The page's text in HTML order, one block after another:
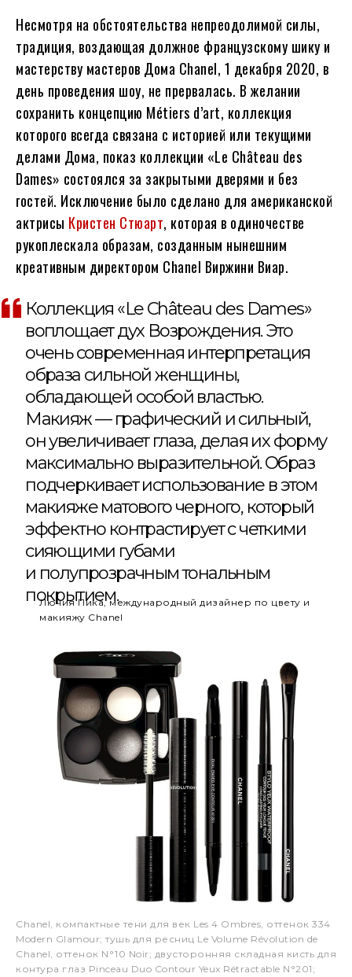
Несмотря на обстоятельства непреодолимой силы,
традиция, воздающая должное французскому шику и
мастерству мастеров Дома Chanel, 1 декабря 2020, в
день проведения шоу, не прервалась. В желании
сохранить концепцию Métiers d’art, коллекция
которого всегда связана с историей или текущими
делами Дома, показ коллекции «Le Château des
Dames» состоялся за закрытыми дверями и без
гостей. Исключение было сделано для американской
актрисы Кристен Стюарт, которая в одиночестве
рукоплескала образам, созданным нынешним
креативным директором Chanel Виржини Виар.
Коллекция «Le Château des Dames»
воплощает дух Возрождения. Это
очень современная интерпретация
образа сильной женщины,
обладающей особой властью.
Макияж — графический и сильный,
он увеличивает глаза, делая их форму
максимально выразительной. Образ
подчеркивает использование в этом
макияже матового черного, который
эффектно контрастирует с четкими
сияющими губами
и полупрозрачным тональным
покрытием.
Лючия Пика, международный дизайнер по цвету и
макияжу Chanel
Chanel, компактные тени для век Les 4 Ombres, оттенок 334
Modern Glamour; тушь для ресниц Le Volume Révolution de
Chanel, оттенок N°10 Noir; двусторонняя складная кисть для
контура глаз Pinceau Duo Contour Yeux Rétractable N°201;